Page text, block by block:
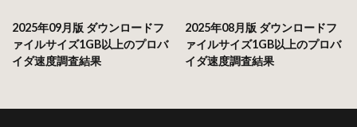
2025年09月版 ダウンロードフ
ァイルサイズ1GB以上のプロバ
イダ速度調査結果
2025年08月版 ダウンロードフ
ァイルサイズ1GB以上のプロバ
イダ速度調査結果